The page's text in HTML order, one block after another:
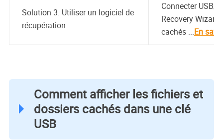
Solution 3. Utiliser un logiciel de
récupération
Connecter USB/
Recovery
cachés ...En
Comment afficher les fichiers et
dossiers cachés dans une clé
USB